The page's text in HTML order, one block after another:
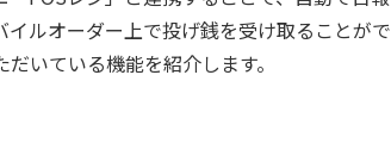
ルオーダー上で投げ銭を受け取ることがで
いている機能を紹介します。